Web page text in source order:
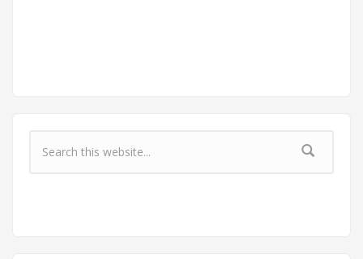
Форма поиска